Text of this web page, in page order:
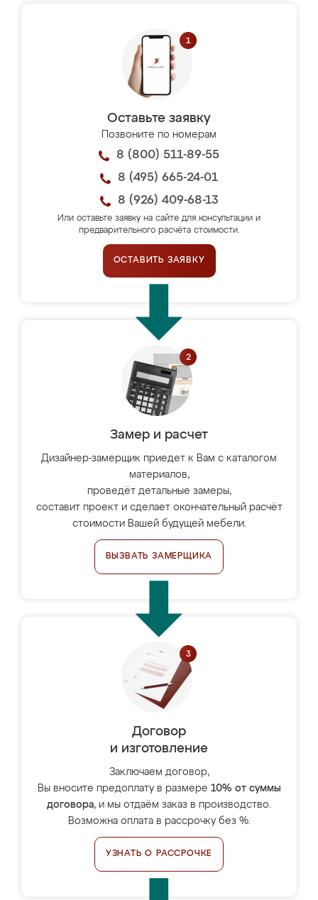
Оставьте заявку
Позвоните по номерам
8 (800) 511-89-55
8 (495) 665-24-01
8 (926) 409-68-13
Или оставьте заявку на сайте для консультации и
предварительного расчёта стоимости.
ОСТАВИТЬ ЗАЯВКУ
Замер и расчет
Дизайнер-замерщик приедет к Вам с каталогом
материалов,
проведёт детальные замеры,
составит проект и сделает окончательный расчёт
стоимости Вашей будущей мебели.
ВЫЗВАТЬ ЗАМЕРЩИКА
Договор
и изготовление
Заключаем договор,
Вы вносите предоплату в размере 10% от суммы
договора, и мы отдаём заказ в производство.
Возможна оплата в рассрочку без %.
УЗНАТЬ О РАССРОЧКЕ